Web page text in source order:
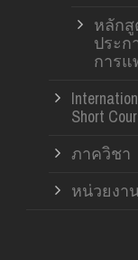
หลัก
ประ
การ
Short
ภาควิชา
หน่วยงา